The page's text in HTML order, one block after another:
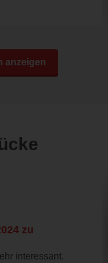
anzeigen
zu
interessant.